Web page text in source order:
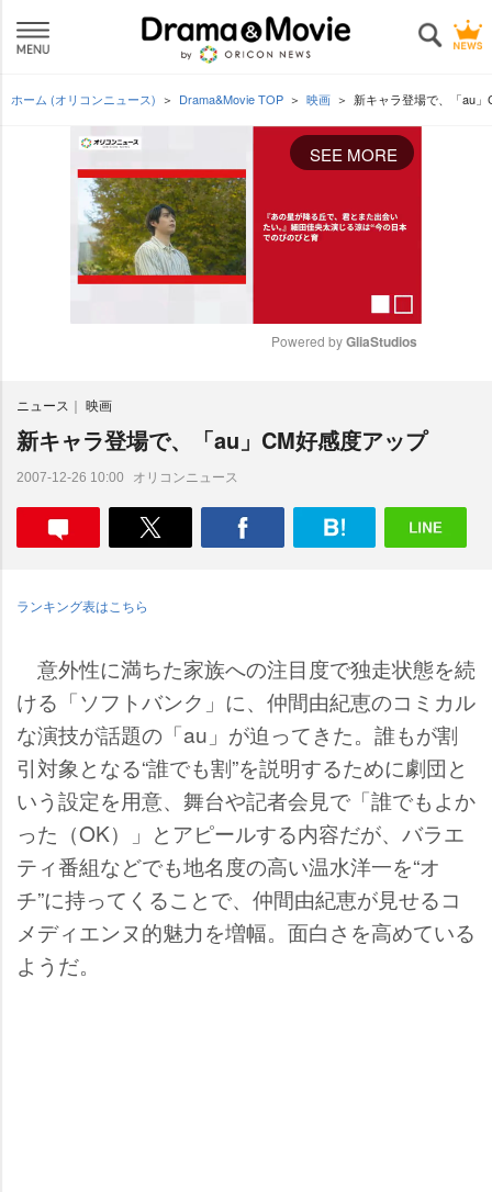
ホーム (オリコンニュース) Drama&Movie TOP 映画 新キャラ登場で、「au
SEE MORE
t
e
Powered by GliaStudios
ニュース 映画
新キャラ登場で、「au」CM好感度アップ
2007-12-26 10:00 オリコンニュース
ランキング表はこちら
意外性に満ちた家族への注目度で独走状態を続
ける「ソフトバンク」に、仲間由紀恵のコミカル
な演技が話題の「au」が迫ってきた。誰もが割
引対象となる“誰でも割”を説明するために劇団と
いう設定を用意、舞台や記者会見で「誰でもよか
った（OK）」とアピールする内容だが、バラエ
ティ番組などでも地名度の高い温水洋一を“オ
チ”に持ってくることで、仲間由紀恵が見せるコ
メディエンヌ的魅力を増幅。面白さを高めている
ようだ。